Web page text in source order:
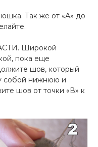
Так же от «А» до
Широкой
пока еще
шов, который
собой нижнюю и
шов от точки «В» к